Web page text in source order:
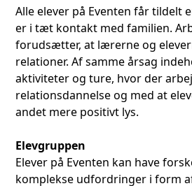
Alle elever på Eventen får tildelt
er i tæt kontakt med familien.
forudsætter, at lærerne og
relationer. Af samme årsag
aktiviteter og ture, hvor der
relationsdannelse og med at
andet mere positivt lys.
Elevgruppen
Elever på Eventen kan have
komplekse udfordringer i form